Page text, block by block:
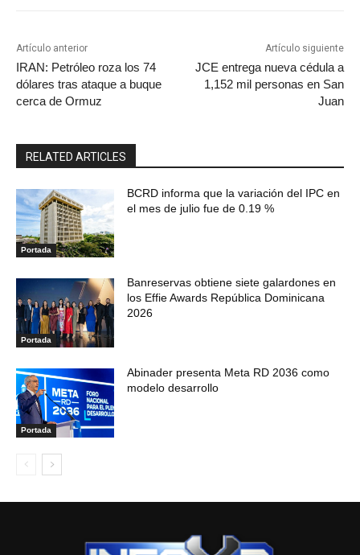
Artículo anterior
IRAN: Petróleo roza los 74
dólares tras ataque a buque
cerca de Ormuz
Artículo siguiente
JCE entrega nueva cédula a
1,152 mil personas en San
Juan
RELATED ARTICLES
Portada
BCRD informa que la variación del IPC en
el mes de julio fue de 0.19 %
Portada
Banreservas obtiene siete galardones en
los Effie Awards República Dominicana
2026
Portada
Abinader presenta Meta RD 2036 como
modelo desarrollo